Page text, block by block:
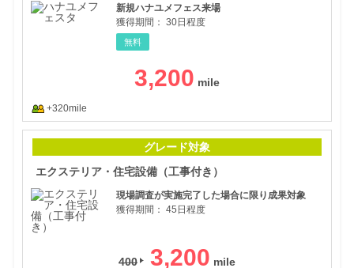
新規ハナユメフェス来場
獲得期間： 30日程度
無料
3,200
+320mile
グレード対象
エクステリア・住宅設備（工事付き）
現場調査が実施完了した場合に限り成果対象
獲得期間： 45日程度
400 3,200